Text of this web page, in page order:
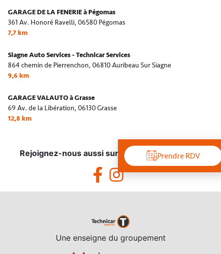
GARAGE DE LA FENERIE à Pégomas
361 Av. Honoré Ravelli, 06580 Pégomas
7,7 km
Siagne Auto Services - Technicar Services
864 chemin de Pierrenchon, 06810 Auribeau Sur Siagne
9,6 km
GARAGE VALAUTO à Grasse
69 Av. de la Libération, 06130 Grasse
12,8 km
Prendre RDV
Rejoignez-nous aussi sur les réseaux sociaux !
Une enseigne du groupement